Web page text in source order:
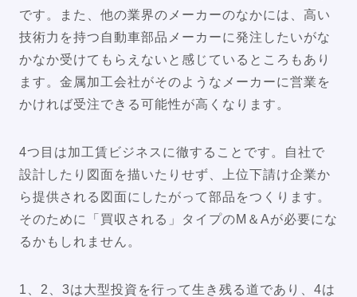
です。また、他の業界のメーカーのなかには、高い
技術力を持つ自動車部品メーカーに発注したいがな
かなか受けてもらえないと感じているところもあり
ます。金属加工会社がそのようなメーカーに営業を
かければ受注できる可能性が高くなります。
4つ目は加工賃ビジネスに徹することです。自社で
設計したり図面を描いたりせず、上位下請け企業か
ら提供される図面にしたがって部品をつくります。
そのために「買収される」タイプのM＆Aが必要にな
るかもしれません。
1、2、3は大型投資を行って生き残る道であり、4は